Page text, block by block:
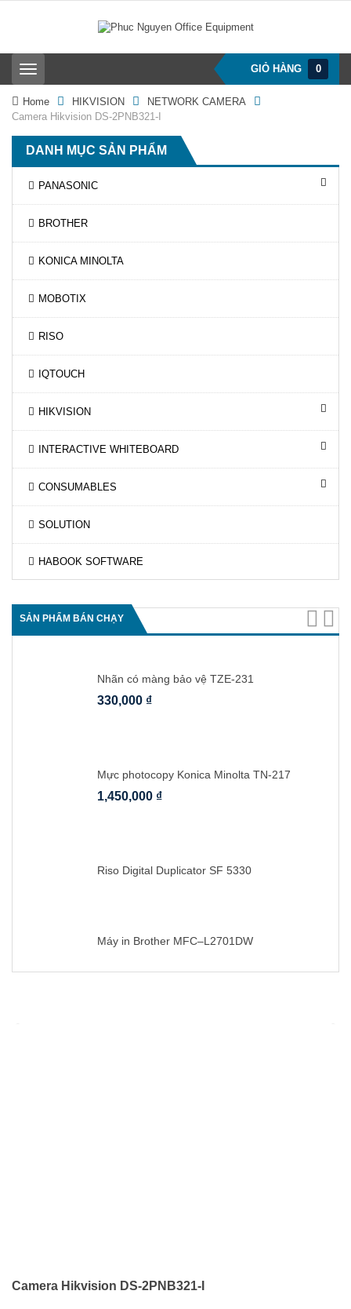
T
o
g
e
n
a
v
a
o
n
GIỎ HÀNG 0
Home HIKVISION
NETWORK CAMERA
Camera Hikvision DS-2PNB321-I
DANH MỤC SẢN PHẨM
PANASONIC
BROTHER
KONICA MINOLTA
MOBOTIX
RISO
IQTOUCH
HIKVISION
INTERACTIVE WHITEBOARD
CONSUMABLES
SOLUTION
HABOOK SOFTWARE
SẢN PHẨM BÁN CHẠY
Nhãn có màng bảo vệ TZE-231
330,000 ₫
Mực photocopy Konica Minolta TN-217
1,450,000 ₫
Riso Digital Duplicator SF 5330
Máy in Brother MFC–L2701DW
Camera Hikvision DS-2PNB321-I